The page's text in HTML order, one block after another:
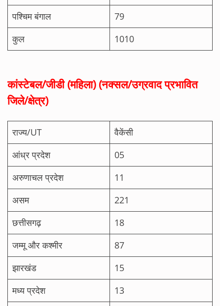
पश्चिम बंगाल
79
कुल
1010
कांस्टेबल/जीडी (महिला) (नक्सल/उग्रवाद प्रभावित
जिले/क्षेत्र)
राज्य/UT
वैकेंसी
आंध्र प्रदेश
05
अरुणाचल प्रदेश
11
असम
221
छत्तीसगढ़
18
जम्मू और कश्मीर
87
झारखंड
15
मध्य प्रदेश
13